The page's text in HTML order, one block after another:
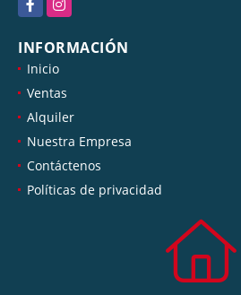
INFORMACIÓN
Inicio
Ventas
Alquiler
Nuestra Empresa
Contáctenos
Políticas de privacidad